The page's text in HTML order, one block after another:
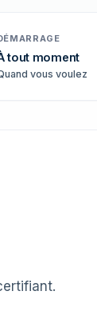
tout moment
vous voulez